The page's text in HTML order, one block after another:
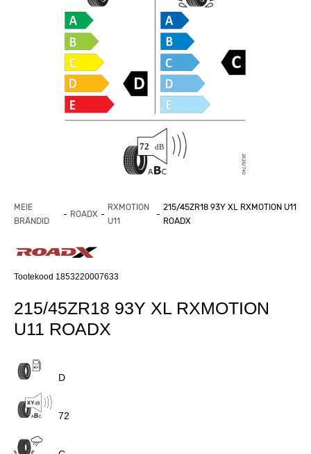
MEIE
BRÄNDID
ROADX
RXMOTION
U11
215/45ZR18 93Y XL RXMOTION U11
ROADX
Tootekood 1853220007633
215/45ZR18 93Y XL RXMOTION
U11 ROADX
D
72